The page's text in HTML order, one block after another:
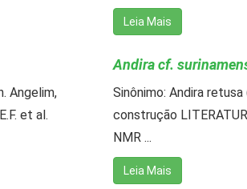
Leia Mais
Angelim,
et al.
Andira cf.
Sinônimo: Andira
construção
NMR ...
Leia Mais